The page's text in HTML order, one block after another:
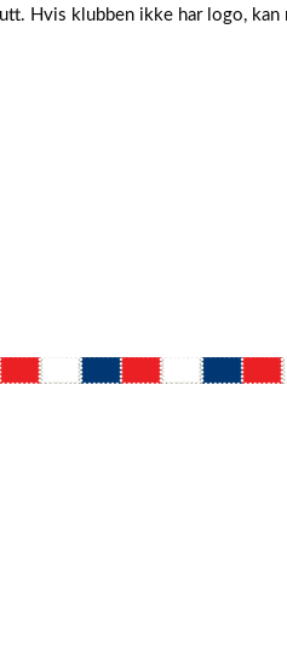
Hvis klubben ikke har logo, kan